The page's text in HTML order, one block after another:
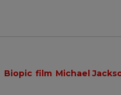
Biopic film Michael